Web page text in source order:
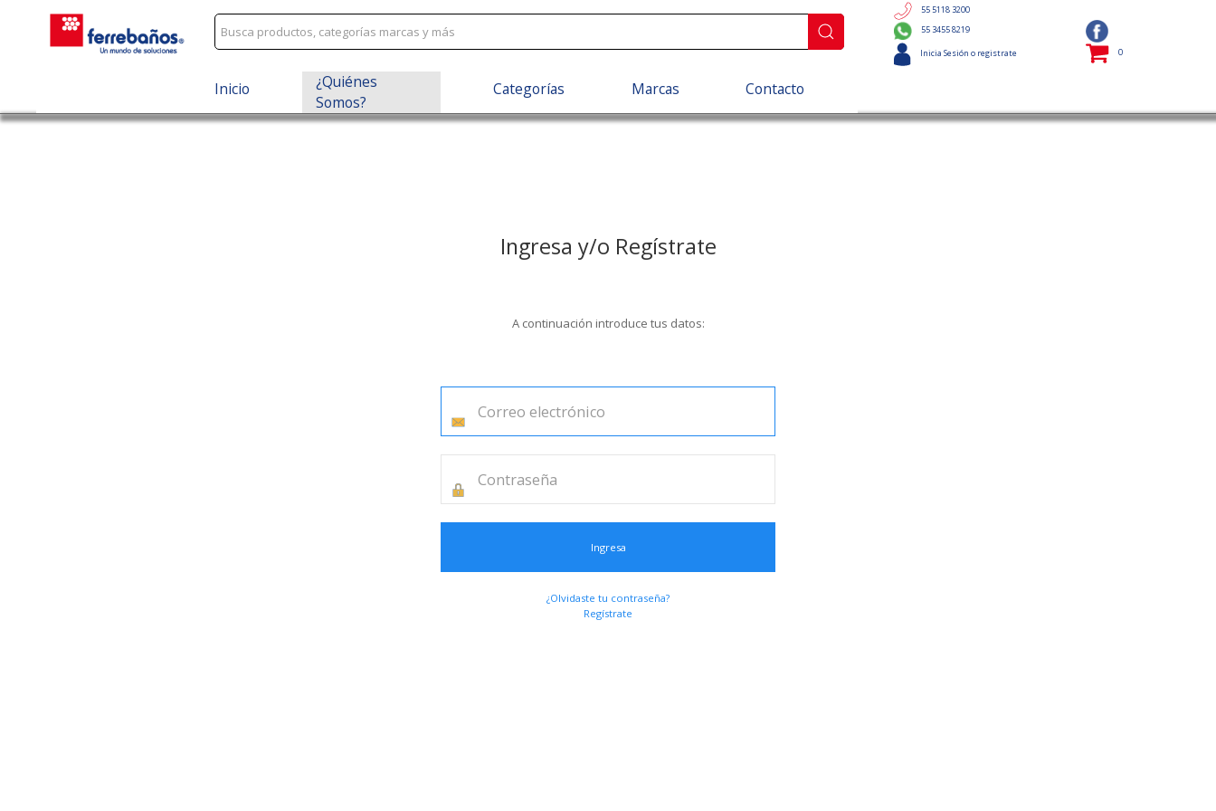
Inicio
¿Quiénes
Somos?
Categorías Marcas Contacto
55 5118 3200
55 3455 8219
Inicia Sesión o registrate 0
Ingresa y/o Regístrate
A continuación introduce tus datos:
Ingresa
¿Olvidaste tu contraseña?
Regístrate